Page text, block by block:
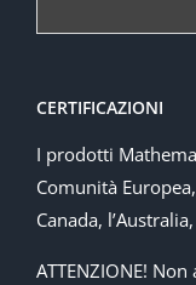
CERTIFICAZIONI
I prodotti
Comunità
Canada,
ATTENZIONE!